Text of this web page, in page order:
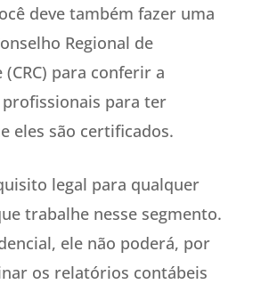
deve também fazer uma
Regional de
para conferir a
para ter
eles são certificados.
legal para qualquer
trabalhe nesse segmento.
ele não poderá, por
os relatórios contábeis